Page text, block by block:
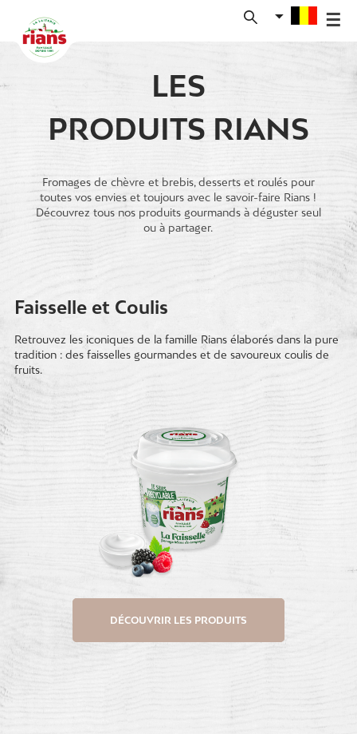
content
LES
PRODUITS RIANS
Fromages de chèvre et brebis, desserts et roulés pour
toutes vos envies et toujours avec le savoir-faire Rians !
Découvrez tous nos produits gourmands à déguster seul
ou à partager.
Faisselle et Coulis
Retrouvez les iconiques de la famille Rians élaborés dans la pure
tradition : des faisselles gourmandes et de savoureux coulis de
fruits.
DÉCOUVRIR LES PRODUITS